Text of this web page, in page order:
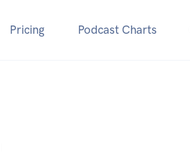
Pricing Podcast Charts